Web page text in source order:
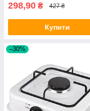
298,90 ₴ 427 ₴
Купити
–30%